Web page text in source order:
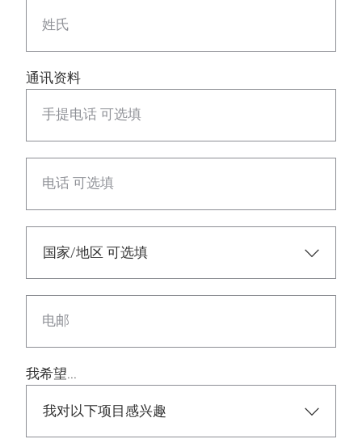
姓氏
通讯资料
手提电话 可选填
电话 可选填
电邮
我希望...